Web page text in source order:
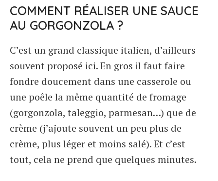
COMMENT RÉALISER UNE SAUCE
AU GORGONZOLA ?
C’est un grand classique italien, d’ailleurs
souvent proposé ici. En gros il faut faire
fondre doucement dans une casserole ou
une poêle la même quantité de fromage
(gorgonzola, taleggio, parmesan…) que de
crème (j’ajoute souvent un peu plus de
crème, plus léger et moins salé). Et c’est
tout, cela ne prend que quelques minutes.